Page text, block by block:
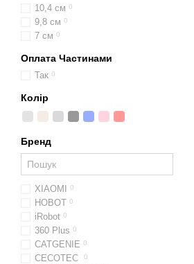
10,4 см 0
9,8 см 0
7 см 0
Оплата Частинами
Так 0
Колір
Бренд
XIAOMI 0
HOBOT 0
iRobot 0
360 Plus 0
CATGENIE 0
CECOTEC 0